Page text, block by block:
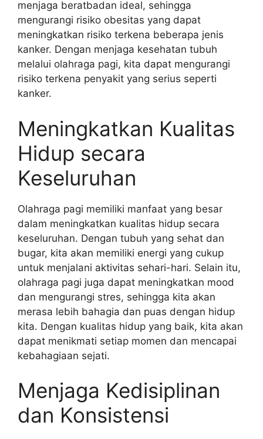
menjaga beratbadan ideal, sehingga
mengurangi risiko obesitas yang dapat
meningkatkan risiko terkena beberapa jenis
kanker. Dengan menjaga kesehatan tubuh
melalui olahraga pagi, kita dapat mengurangi
risiko terkena penyakit yang serius seperti
kanker.
Meningkatkan Kualitas
Hidup secara
Keseluruhan
Olahraga pagi memiliki manfaat yang besar
dalam meningkatkan kualitas hidup secara
keseluruhan. Dengan tubuh yang sehat dan
bugar, kita akan memiliki energi yang cukup
untuk menjalani aktivitas sehari-hari. Selain itu,
olahraga pagi juga dapat meningkatkan mood
dan mengurangi stres, sehingga kita akan
merasa lebih bahagia dan puas dengan hidup
kita. Dengan kualitas hidup yang baik, kita akan
dapat menikmati setiap momen dan mencapai
kebahagiaan sejati.
Menjaga Kedisiplinan
dan Konsistensi